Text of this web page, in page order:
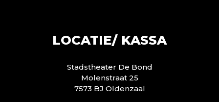
LOCATIE/ KASSA
Stadstheater De Bond
Molenstraat 25
7573 BJ Oldenzaal